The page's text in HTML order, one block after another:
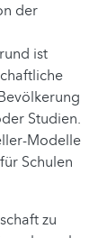
der
ist
Studien.
Modelle
Schulen
zu